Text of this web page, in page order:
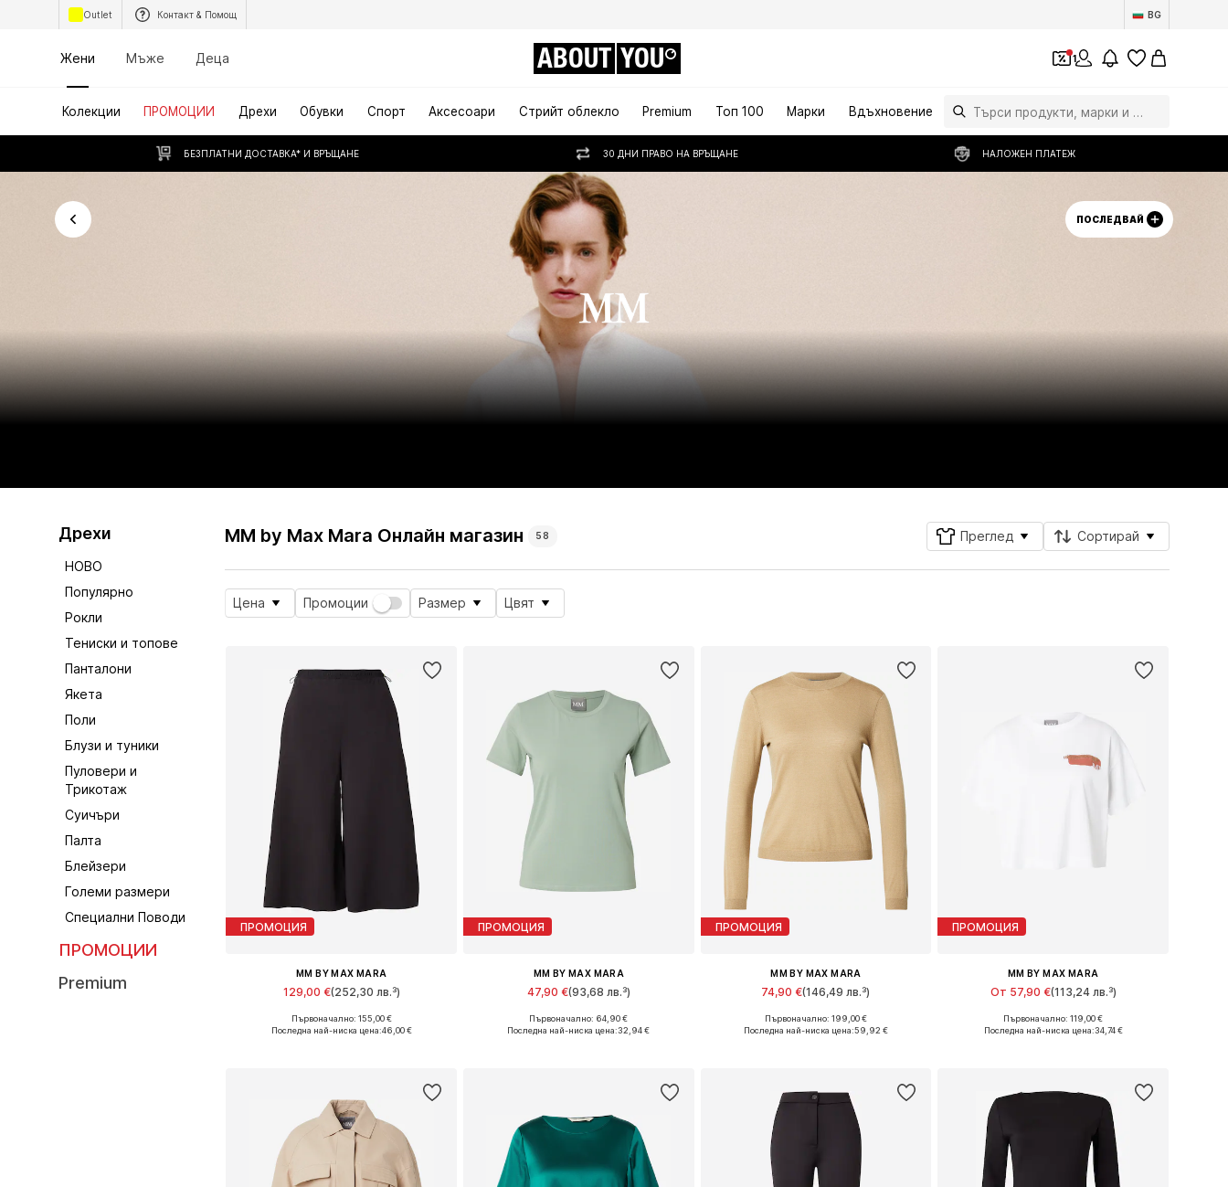
Outlet Контакт & Помощ BG
Жени Мъже Деца ABOUT YOU 1
Колекции ПРОМОЦИИ Дрехи Обувки Спорт Аксесоари Стрийт облекло Premium Топ 100 Марки Вдъхновение
БЕЗПЛАТНИ ДОСТАВКА* И ВРЪЩАНЕ 30 ДНИ ПРАВО НА ВРЪЩАНЕ НАЛОЖЕН ПЛАТЕЖ
ПОСЛЕДВАЙ
Дрехи
НОВО
Популярно
Рокли
Тениски и топове
Панталони
Якета
Поли
Блузи и туники
Пуловери и
Трикотаж
Суичъри
Палта
Блейзери
Големи размери
Специални Поводи
ПРОМОЦИИ
Premium
MM by Max Mara Онлайн магазин 58 Преглед Сортирай
Цена Промоции Размер Цвят
ПРОМОЦИЯ
MM BY MAX MARA
129,00 €(252,30 лв.³)
Налични размери: 34, 36, 38
Първоначално: 155,00 €
Последна най-ниска цена:46,00 €
ПРОМОЦИЯ
MM BY MAX MARA
47,90 €(93,68 лв.³)
Налични размери: XS, S, M
Първоначално: 64,90 €
Последна най-ниска цена:32,94 €
ПРОМОЦИЯ
MM BY MAX MARA
74,90 €(146,49 лв.³)
Налични размери: S, M
Първоначално: 199,00 €
Последна най-ниска цена:59,92 €
ПРОМОЦИЯ
MM BY MAX MARA
От 57,90 €(113,24 лв.³)
Налични размери: XS, S, M, L, XL
Първоначално: 119,00 €
Последна най-ниска цена:34,74 €